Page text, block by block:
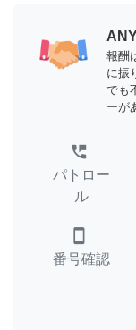
報酬
に振
でも
ーが
perm_phone_msg
パトロー
ル
smartphone
番号確認